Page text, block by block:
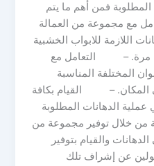
فمن أهم ما يتم
مع مجموعة من العمالة
اللازمة للابواب الخشبية
مرة. – التعامل مع
المختلفة المناسبة
في المكان. – القيام بكافة
عملية الدهانات المطلوبة
خلال توفير مجموعة من
والقيام بتوفير
عن إشراف تلك